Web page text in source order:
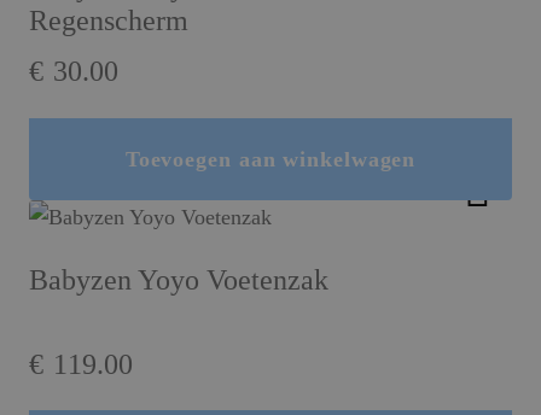
Regenscherm
€ 30.00
Toevoegen aan winkelwagen
Babyzen Yoyo Voetenzak
€ 119.00